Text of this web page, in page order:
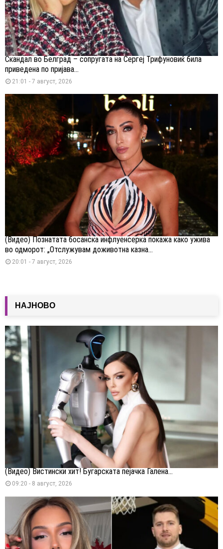
Скандал во Белград – сопругата на Сергеј Трифуновиќ била
приведена по пријава...
21:01 - 7 август, 2026
(Видео) Познатата босанска инфлуенсерка покажа како ужива
во одморот: „Отслужувам доживотна казна...
20:01 - 7 август, 2026
НАЈНОВО
(Видео) Вистински хит! Бугарската пејачка Галена...
09:20 - 8 август, 2026